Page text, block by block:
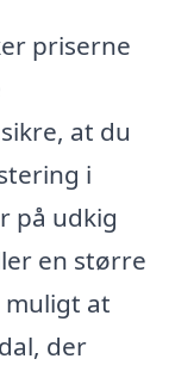
priserne
at du
i
på udkig
en større
muligt at
der